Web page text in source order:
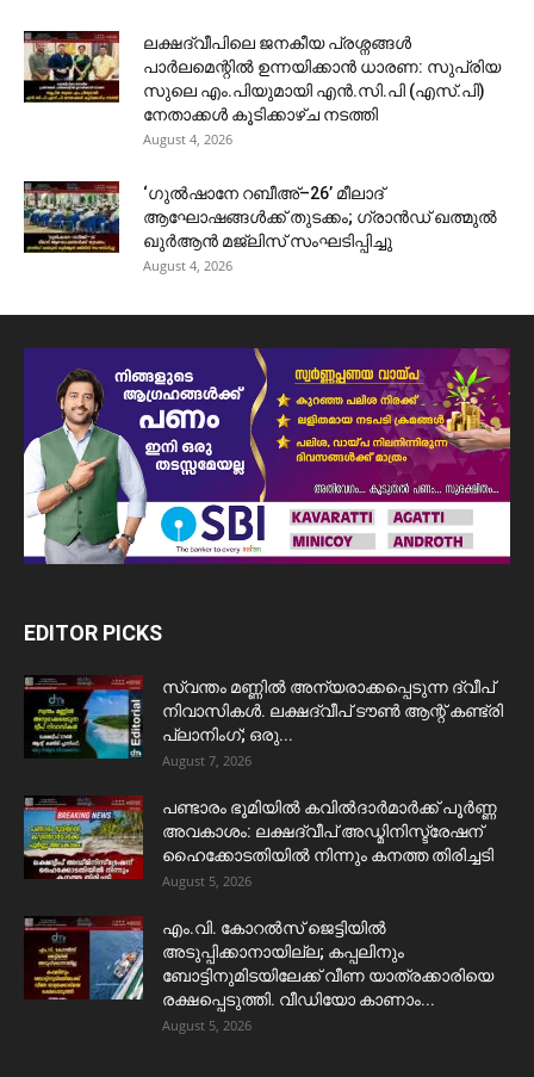
ലക്ഷദ്വീപിലെ ജനകീയ പ്രശ്നങ്ങൾ
പാർലമെന്റിൽ ഉന്നയിക്കാൻ ധാരണ: സുപ്രിയ
സുലെ എം.പിയുമായി എൻ.സി.പി (എസ്.പി)
നേതാക്കൾ കൂടിക്കാഴ്ച നടത്തി
August 4, 2026
‘ഗുൽഷാനേ റബീഅ്–26’ മീലാദ്
ആഘോഷങ്ങൾക്ക് തുടക്കം; ഗ്രാൻഡ് ഖത്മുൽ
ഖുർആൻ മജ്‌ലിസ് സംഘടിപ്പിച്ചു
August 4, 2026
EDITOR PICKS
സ്വന്തം മണ്ണിൽ അന്യരാക്കപ്പെടുന്ന ദ്വീപ്
നിവാസികൾ. ലക്ഷദ്വീപ് ടൗൺ ആന്റ് കണ്ട്രി
പ്ലാനിംഗ്; ഒരു...
August 7, 2026
പണ്ടാരം ഭൂമിയിൽ കവിൽദാർമാർക്ക് പൂർണ്ണ
അവകാശം: ലക്ഷദ്വീപ് അഡ്മിനിസ്ട്രേഷന്
ഹൈക്കോടതിയിൽ നിന്നും കനത്ത തിരിച്ചടി
August 5, 2026
​എം.വി. കോറൽസ് ജെട്ടിയിൽ
അടുപ്പിക്കാനായില്ല; കപ്പലിനും
ബോട്ടിനുമിടയിലേക്ക് വീണ യാത്രക്കാരിയെ
രക്ഷപ്പെടുത്തി. വീഡിയോ കാണാം...
August 5, 2026